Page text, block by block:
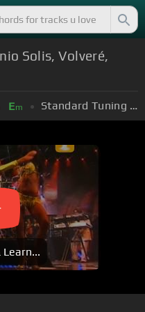
Solis, Volveré,
Em Standard Tuning (EADGBE)
Learn...